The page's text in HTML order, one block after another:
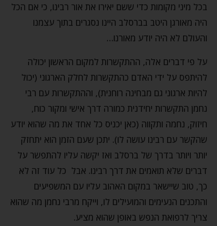
בכל מיני מקומות כדי ששם יאירו את אור רבינו, כי אם הכל
היה מאורגן היטב בברסלב היינו נסגרים בתוך עצמנו
והעולם לא היה יודע מאורנו…
על פי דברים אלה, ההתקשרות למקום הראשון יכולה
להיתפס על ידי האדם כהתקשרות לחלק הארגוני (יכול
להיות ארגוני גם מבחינה רוחנית), וההתקשרות עם רבי
נחמן התקשרות יחידנית כמורה דרך אישי ומקור כוח,
חיזוק, נחמה ותקווה (כאן יכניס כל אחד את מה שהוא יודע
שהקשר עם רבינו עושה לו). יתכן שעם הזמן הוא יתחזק
יותר ויותר בדרך של ברסלב ואז יקשה עליו להתפשר על
דברים שלא תואמים את דרך רבינו. אבל כל עוד זה לא
כך, טוב שיישאר במקום האהוב עליו עם המשפיעים
והתכנים הנעימים והמועילים לו, וייקח מרבי נחמן מה שהוא
צריך לרפואת הנפש באופן שהוא מציע.